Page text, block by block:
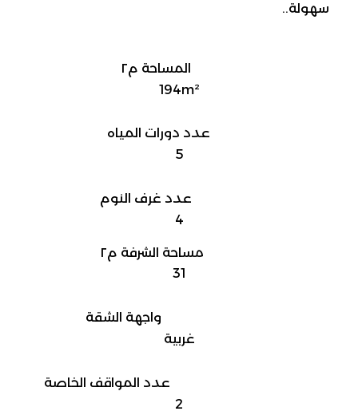
سهولة..
المساحة م٢
194m²
عدد دورات المياه
5
عدد غرف النوم
4
مساحة الشرفة م٢
31
واجهة الشقة
غربية
عدد المواقف الخاصة
2